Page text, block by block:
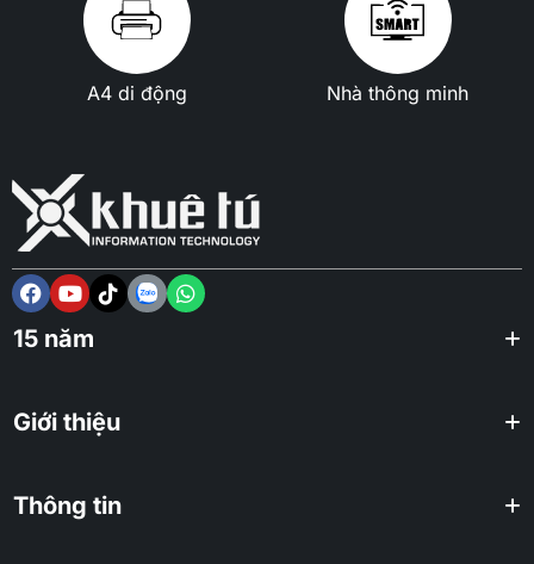
A4 di động Nhà thông minh
15 năm
Giới thiệu
Thông tin